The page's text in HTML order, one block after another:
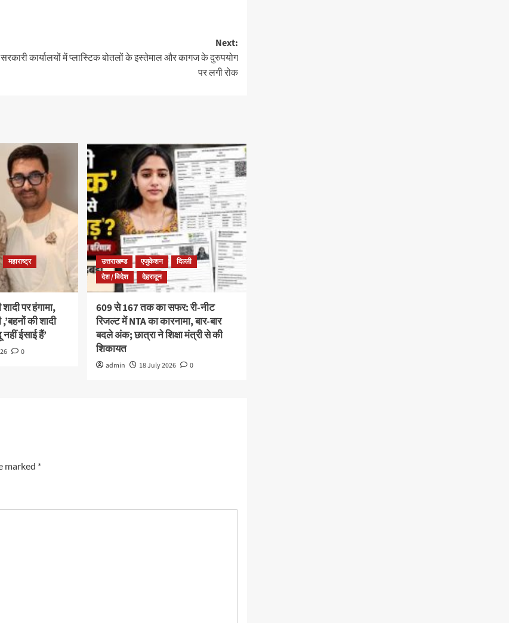
Next:
सरकारी कार्यालयों में प्लास्टिक बोतलों के इस्तेमाल और कागज के दुरुपयोग
पर लगी रोक
महाराष्ट्र
पर हंगामा,
की शादी
ईसाई हैं’
0
उत्तराखण्ड एजुकेशन
दिल्ली
देश / विदेश
देहरादून
609 से 167 तक का सफर: री-नीट
रिजल्ट में NTA का कारनामा, बार-बार
बदले अंक; छात्रा ने शिक्षा मंत्री से की
शिकायत
admin 18 July 2026 0
marked *